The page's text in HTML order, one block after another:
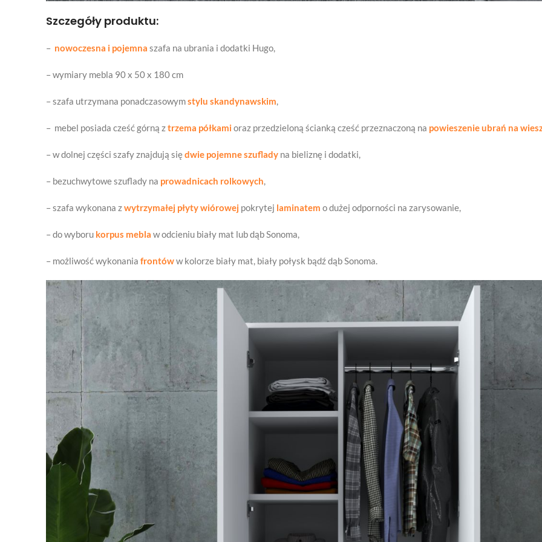
Szczegóły produktu:
– nowoczesna i pojemna szafa na ubrania i dodatki Hugo,
– wymiary mebla 90 x 50 x 180 cm
– szafa utrzymana ponadczasowymstylu skandynawskim,
– mebel posiada cześć górną ztrzema półkamioraz przedzieloną ścianką cześć przeznaczoną na powieszenie ubrań na
– w dolnej części szafy znajdują siędwie pojemne szuflady na bieliznę i dodatki,
– bezuchwytowe szuflady na prowadnicach rolkowych,
– szafa wykonana zwytrzymałej płyty wiórowej pokrytej laminatem o dużej odporności na zarysowanie,
– do wyboru korpus mebla w odcieniu biały mat lub dąb Sonoma,
– możliwość wykonania frontóww kolorze biały mat, biały połysk bądź dąb Sonoma.